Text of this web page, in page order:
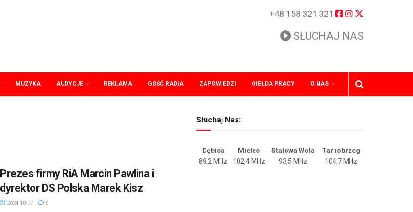
+48 158 321 321
SŁUCHAJ NAS
MUZYKA AUDYCJE REKLAMA GOŚĆ RADIA ZAPOWIEDZI GIEŁDA PRACY O NAS
Prezes firmy RiA Marcin Pawlina i
dyrektor DS Polska Marek Kisz
2024-10-07 0
Słuchaj Nas:
Dębica Mielec Stalowa Wola
Tarnobrzeg
89,2 MHz
102,4 MHz 93,5 MHz 104,7 MHz